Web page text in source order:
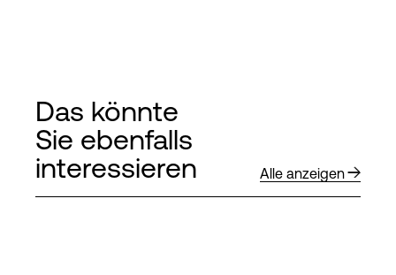
Das könnte
Sie ebenfalls
interessieren
Alle anzeigen